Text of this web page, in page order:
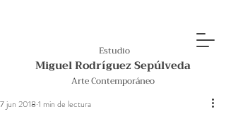
Estudio
Miguel Rodríguez Sepúlveda
Arte Contemporáneo
7 jun 2018 1 min de lectura